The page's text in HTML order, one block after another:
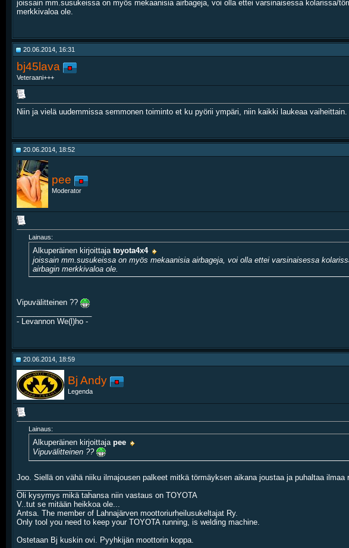
joissain mm.susukeissa on myös mekaanisia airbageja, voi olla ettei varsinaisessa kolarissa/
merkkivaloa ole.
20.06.2014, 16:31
bj45lava
Veteraani+++
Niin ja vielä uudemmissa semmonen toiminto et ku pyörii ympäri, niin kaikki laukeaa
20.06.2014, 18:52
pee
Moderator
Lainaus:
Alkuperäinen kirjoittaja toyota4x4
joissain mm.susukeissa on myös mekaanisia airbageja, voi olla ettei varsinaisessa
airbagin merkkivaloa ole.
Vipuvälitteinen ??
- Levannon We(l)ho -
20.06.2014, 18:59
Bj Andy
Legenda
Lainaus:
Alkuperäinen kirjoittaja pee
Vipuvälitteinen ??
Joo. Siellä on vähä niiku ilmajousen palkeet mitkä törmäyksen aikana joustaa ja puhaltaa ilmaa
Oli kysymys mikä tahansa niin vastaus on TOYOTA
V..tut se mitään heikkoa ole...
Antsa. The member of Lahnajärven moottoriurheilusukeltajat Ry.
Only tool you need to keep your TOYOTA running, is welding machine.
Ostetaan Bj kuskin ovi. Pyyhkijän moottorin koppa.